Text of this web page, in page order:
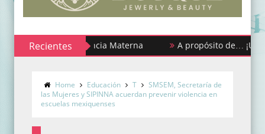
Recientes
de la Lactancia Materna A propósito de… ¡Urgencias
Home Educación T
SMSEM, Secretaría de
las Mujeres y SIPINNA acuerdan prevenir violencia en
escuelas mexiquenses